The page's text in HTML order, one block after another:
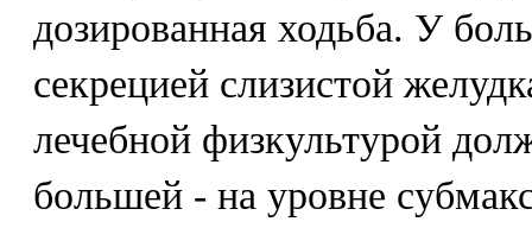
дозированная ходьба. У
секрецией слизистой
лечебной физкультурой
большей - на уровне